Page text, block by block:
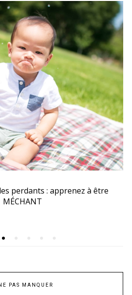
perdants : apprenez à être
MÉCHANT
PAS MANQUER